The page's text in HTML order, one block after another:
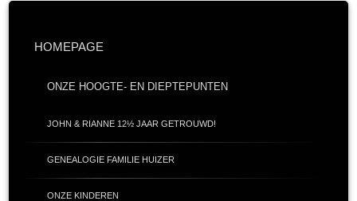
HOMEPAGE
ONZE HOOGTE- EN DIEPTEPUNTEN
JOHN & RIANNE 12½ JAAR GETROUWD!
GENEALOGIE FAMILIE HUIZER
ONZE KINDEREN